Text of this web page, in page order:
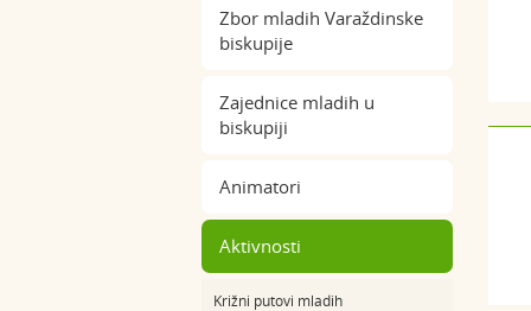
Zbor mladih Varaždinske
biskupije
Zajednice mladih u
biskupiji
Animatori
Aktivnosti
Križni putovi mladih